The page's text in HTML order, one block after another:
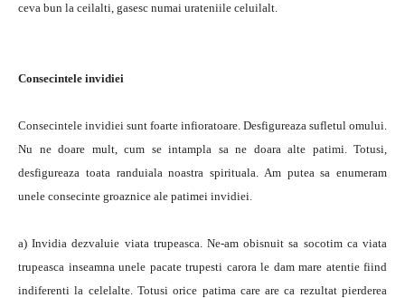
ceva bun la ceilalti, gasesc numai urateniile celuilalt.
Consecintele invidiei
Consecintele invidiei sunt foarte infioratoare. Desfigureaza sufletul omului.
Nu ne doare mult, cum se intampla sa ne doara alte patimi. Totusi,
desfigureaza toata randuiala noastra spirituala. Am putea sa enumeram
unele consecinte groaznice ale patimei invidiei.
a) Invidia dezvaluie viata trupeasca. Ne-am obisnuit sa socotim ca viata
trupeasca inseamna unele pacate trupesti carora le dam mare atentie fiind
indiferenti la celelalte. Totusi orice patima care are ca rezultat pierderea